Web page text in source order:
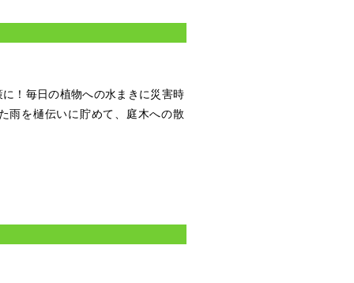
！毎日の植物への水まきに災害時
雨を樋伝いに貯めて、庭木への散